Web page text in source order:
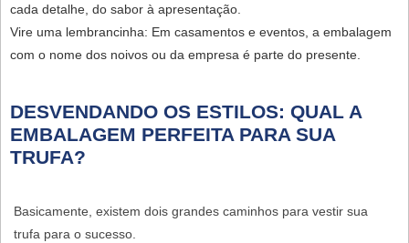
cada detalhe, do sabor à apresentação.
Vire uma lembrancinha: Em casamentos e eventos, a embalagem
com o nome dos noivos ou da empresa é parte do presente.
DESVENDANDO OS ESTILOS: QUAL A
EMBALAGEM PERFEITA PARA SUA
TRUFA?
Basicamente, existem dois grandes caminhos para vestir sua
trufa para o sucesso.